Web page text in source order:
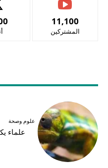
11,100
المشتركين
علوم وصحة
علماء